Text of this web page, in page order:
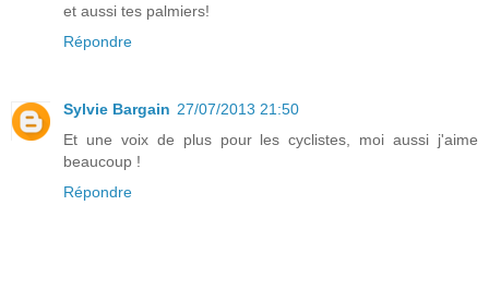
et aussi tes palmiers!
Répondre
Sylvie Bargain 27/07/2013 21:50
Et une voix de plus pour les cyclistes, moi aussi j'aime
beaucoup !
Répondre